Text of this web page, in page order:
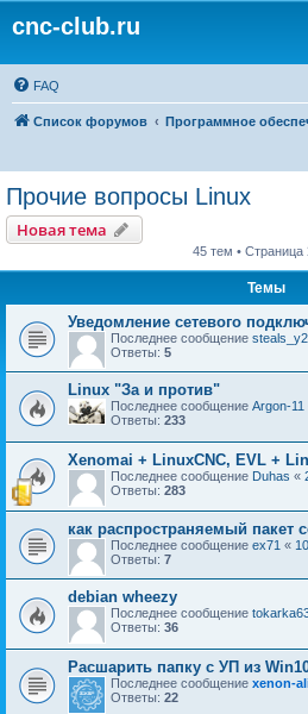
cnc-club.ru
FAQ
Список форумов Программное
Прочие вопросы Linux
Новая тема
45 тем • Страница
Темы
Уведомление сетевого
Последнее сообщение
Ответы: 5
Linux "За и против"
Последнее сообщение Argon-11
Ответы: 233
Xenomai + LinuxCNC, EVL +
Последнее сообщение Duhas «
Ответы: 283
как распространяемый пакет
Последнее сообщение ex71 «
Ответы: 7
debian wheezy
Последнее сообщение
Ответы: 36
Расшарить папку с УП из
Последнее сообщение xenon-
Ответы: 22